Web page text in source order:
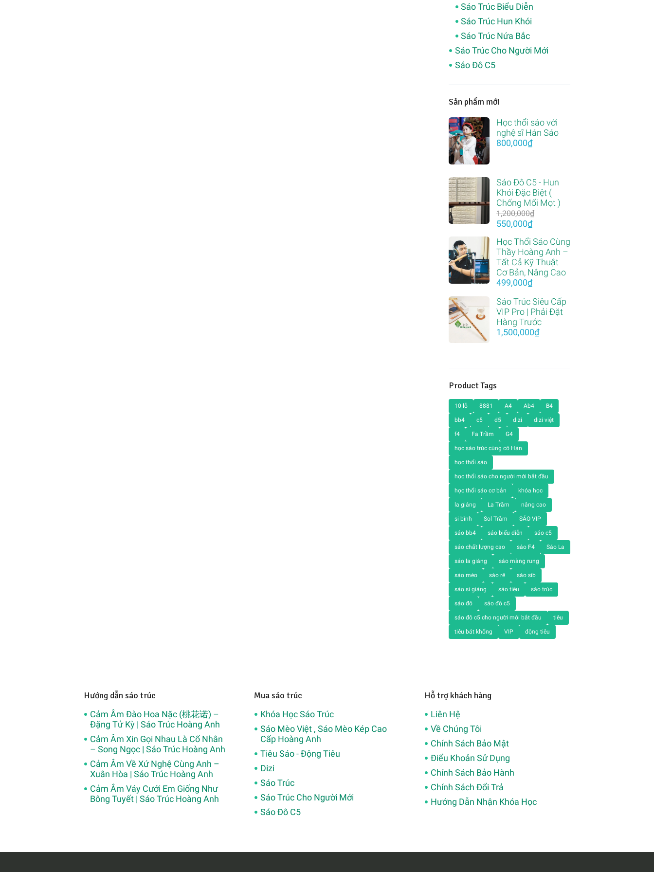
Sáo Trúc Biểu Diễn
Sáo Trúc Hun Khói
Sáo Trúc Nứa Bắc
Sáo Trúc Cho Người Mới
Sáo Đô C5
Sản phẩm mới
Học thổi sáo với
nghệ sĩ Hán Sáo
800,000₫
Sáo Đô C5 - Hun
Khói Đặc Biệt (
Chống Mối Mọt )
1,200,000₫
Giá
là:
1,200,000₫.
550,000₫Giá
tại
là:
550,000₫.
Học Thổi Sáo Cùng
Thầy Hoàng Anh –
Tất Cả Kỹ Thuật
Cơ Bản, Nâng Cao
499,000₫
Sáo Trúc Siêu Cấp
VIP Pro | Phải Đặt
Hàng Trước
1,500,000₫
Product Tags
10 lỗ 8881 A4 Ab4 B4
bb4 c5 d5 dizi dizi việt
f4 Fa Trầm G4
học sáo trúc cùng cô Hán
học thổi sáo
học thổi sáo cho người mới bắt đầu
học thổi sáo cơ bản khóa học
la giáng La Trầm nâng cao
si bình Sol Trầm SÁO VIP
sáo bb4 sáo biểu diễn sáo c5
sáo chất lượng cao sáo F4 Sáo La
sáo la giáng sáo màng rung
sáo mèo sáo rê sáo sib
sáo si giáng sáo tiêu sáo trúc
sáo đô sáo đô c5
sáo đô c5 cho người mới bắt đầu tiêu
tiêu bát khổng VIP động tiêu
Hướng dẫn sáo trúc
Cảm Âm Đào Hoa Nặc (桃花诺) –
Đặng Tử Kỳ | Sáo Trúc Hoàng Anh
Cảm Âm Xin Gọi Nhau Là Cố Nhân
– Song Ngọc | Sáo Trúc Hoàng Anh
Cảm Âm Về Xứ Nghệ Cùng Anh –
Xuân Hòa | Sáo Trúc Hoàng Anh
Cảm Âm Váy Cưới Em Giống Như
Bông Tuyết | Sáo Trúc Hoàng Anh
Mua sáo trúc
Khóa Học Sáo Trúc
Sáo Mèo Việt , Sáo Mèo Kép Cao
Cấp Hoàng Anh
Tiêu Sáo - Động Tiêu
Dizi
Sáo Trúc
Sáo Trúc Cho Người Mới
Sáo Đô C5
Hỗ trợ khách hàng
Liên Hệ
Về Chúng Tôi
Chính Sách Bảo Mật
Điểu Khoản Sử Dụng
Chính Sách Bảo Hành
Chính Sách Đổi Trả
Hướng Dẫn Nhận Khóa Học